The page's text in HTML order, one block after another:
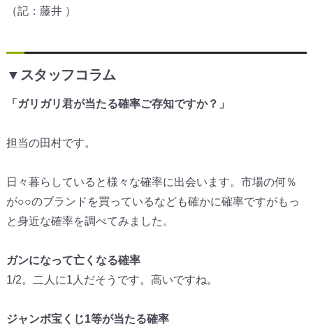
（記：藤井 ）
▼スタッフコラム
「ガリガリ君が当たる確率ご存知ですか？」
担当の田村です。
日々暮らしていると様々な確率に出会います。市場の何％
が○○のブランドを買っているなども確かに確率ですがもっ
と身近な確率を調べてみました。
ガンになって亡くなる確率
1/2。二人に1人だそうです。高いですね。
ジャンボ宝くじ1等が当たる確率